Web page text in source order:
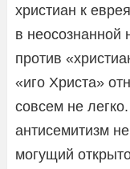
христиан к
в неосознанной
против
«иго Христа»
совсем не
антисемитизм
могущий